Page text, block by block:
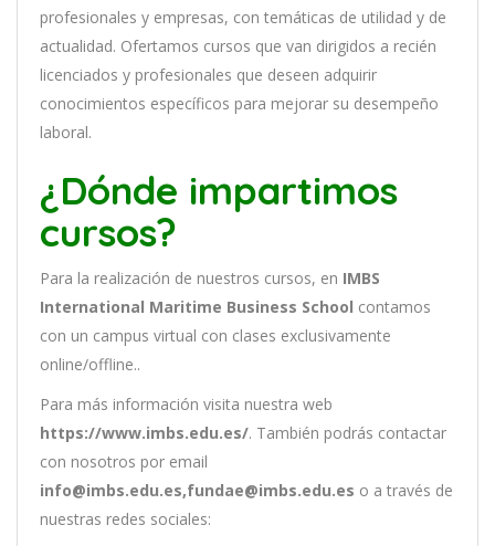
profesionales y empresas, con temáticas de utilidad y de
actualidad. Ofertamos cursos que van dirigidos a recién
licenciados y profesionales que deseen adquirir
conocimientos específicos para mejorar su desempeño
laboral.
¿Dónde impartimos
cursos?
Para la realización de nuestros cursos, en IMBS
International Maritime Business School contamos
con un campus virtual con clases exclusivamente
online/offline..
Para más información visita nuestra web
https://www.imbs.edu.es/. También podrás contactar
con nosotros por email
info@imbs.edu.es,fundae@imbs.edu.es o a través de
nuestras redes sociales: